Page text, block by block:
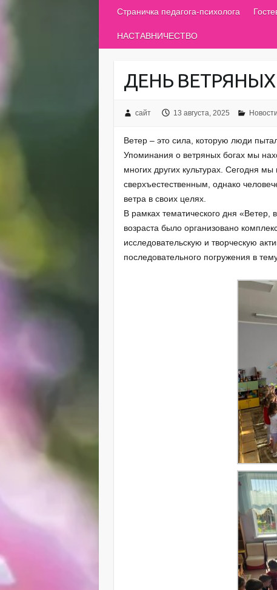
Страничка педагога-психолога
НАСТАВНИЧЕСТВО
ДЕНЬ
сайт 13 августа, 2025 Новости
Ветер – это сила, которую люди
Упоминания о ветряных богах мы
многих других культурах. Сегодня
сверхъестественным, однако
ветра в своих целях.
В рамках тематического дня «Ветер,
возраста было организовано
исследовательскую и творческую
последовательного погружения в